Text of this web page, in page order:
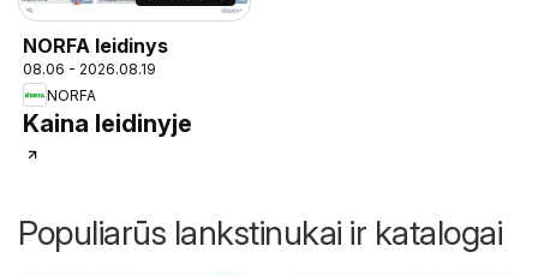
NORFA leidinys
08.06 - 2026.08.19
NORFA
Kaina leidinyje
Populiarūs lankstinukai ir katalogai